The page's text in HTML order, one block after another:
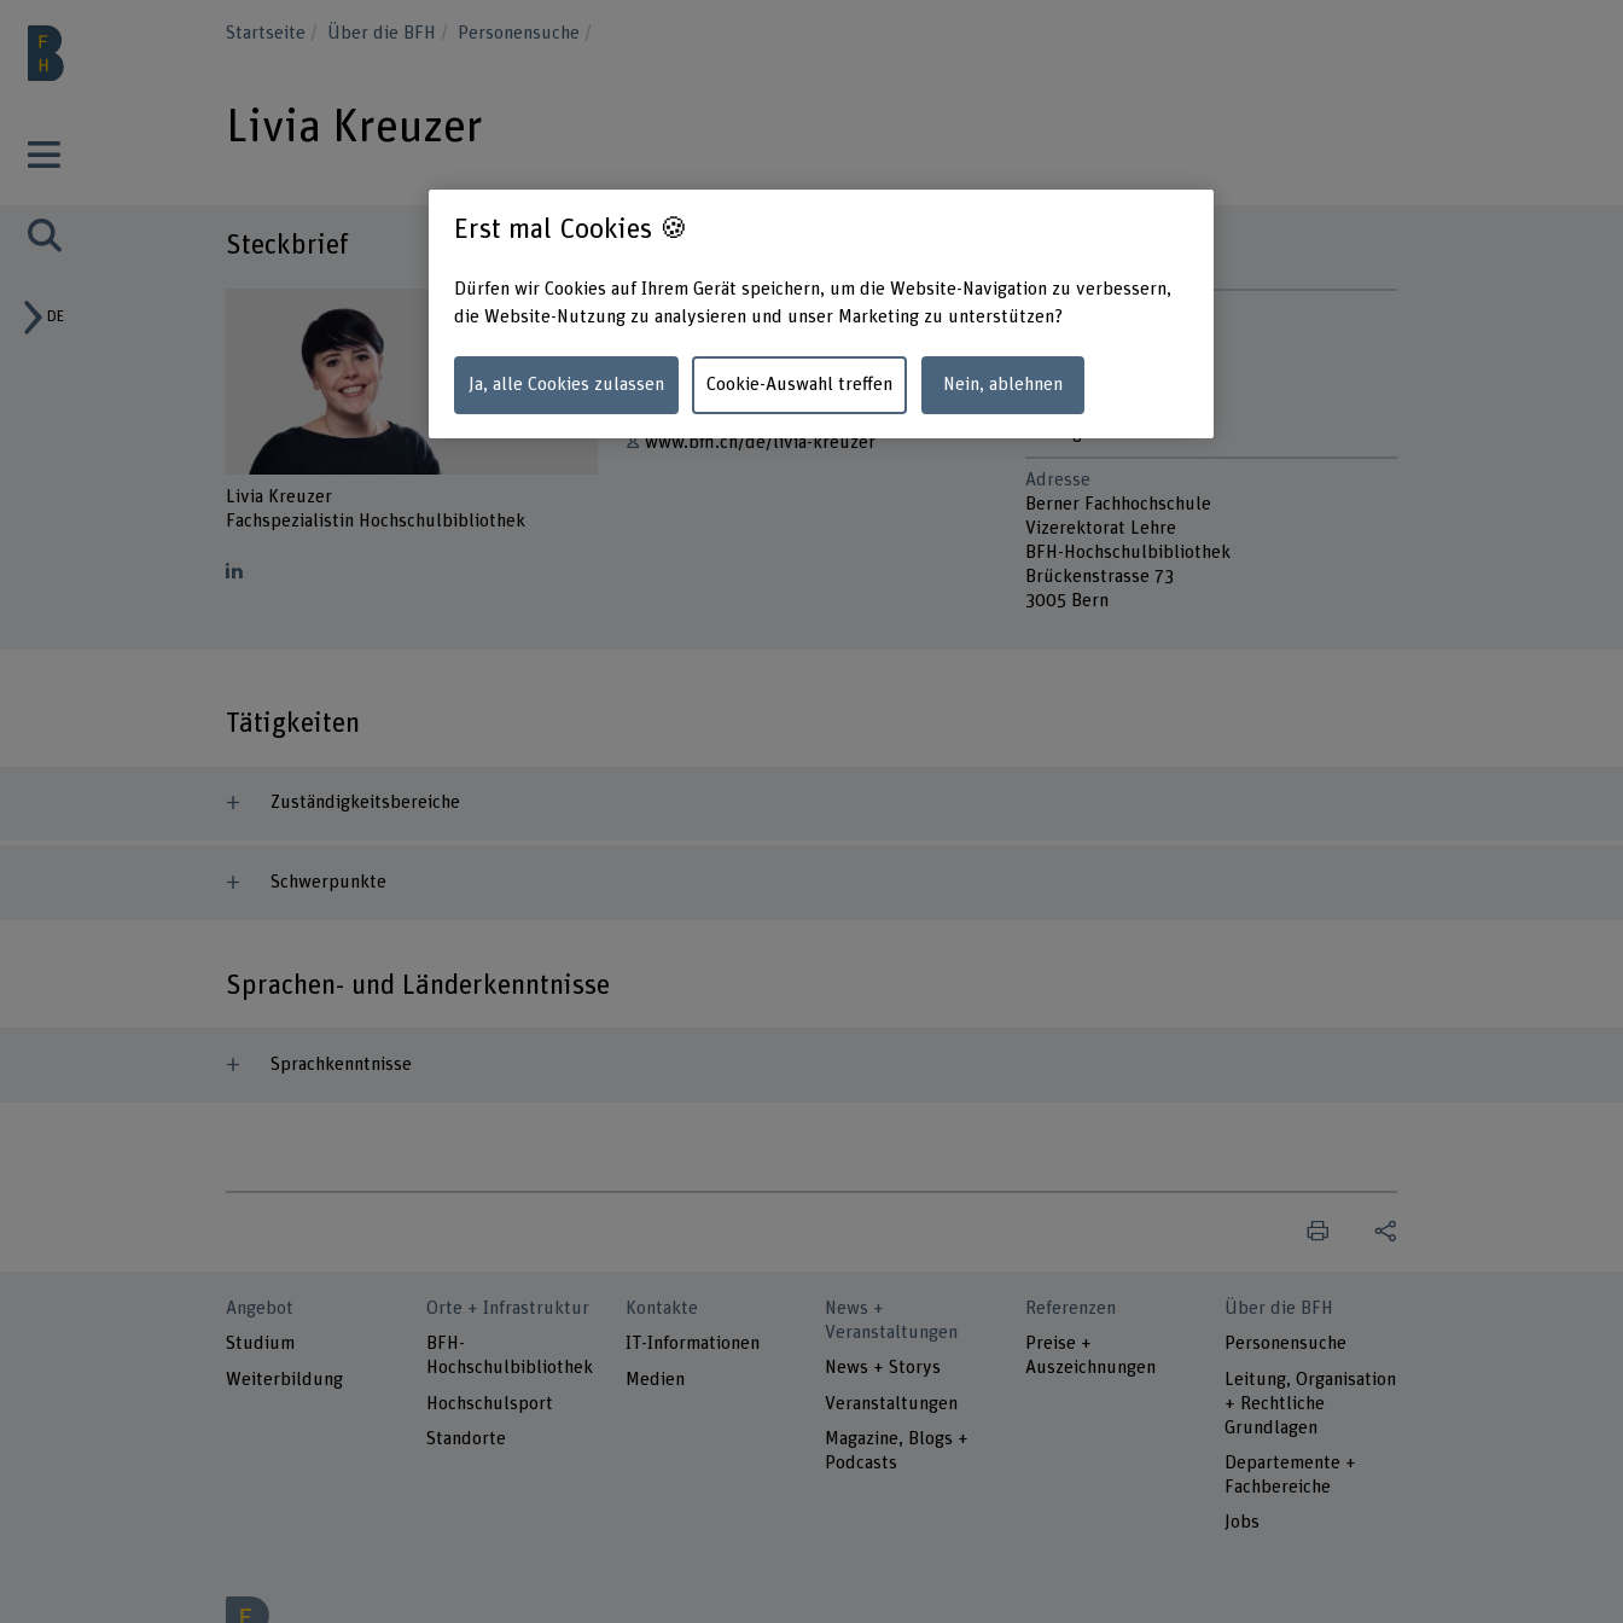
DE
Startseite Über die BFH Personensuche
Livia Kreuzer
Steckbrief
Livia Kreuzer
Fachspezialistin Hochschulbibliothek
Kontakt
E-Mail anzeigen
www.bfh.ch/de/livia-kreuzer
Präsenzzeit
Dienstag
Mittwoch
Donnerstag
Adresse
Berner Fachhochschule
Vizerektorat Lehre
BFH-Hochschulbibliothek
Brückenstrasse 73
3005 Bern
Tätigkeiten
Zuständigkeitsbereiche
Schwerpunkte
Sprachen- und Länderkenntnisse
Sprachkenntnisse
Angebot
Studium
Weiterbildung
Orte + Infrastruktur
BFH-
Hochschulbibliothek
Hochschulsport
Standorte
Kontakte
IT-Informationen
Medien
News +
Veranstaltungen
News + Storys
Veranstaltungen
Magazine, Blogs +
Podcasts
Referenzen
Preise +
Auszeichnungen
Über die BFH
Personensuche
Leitung, Organisation
+ Rechtliche
Grundlagen
Departemente +
Fachbereiche
Jobs
Erst mal Cookies 🍪
Dürfen wir Cookies auf Ihrem Gerät speichern, um die Website-Navigation zu verbessern,
die Website-Nutzung zu analysieren und unser Marketing zu unterstützen?
Ja, alle Cookies zulassen Cookie-Auswahl treffen Nein, ablehnen